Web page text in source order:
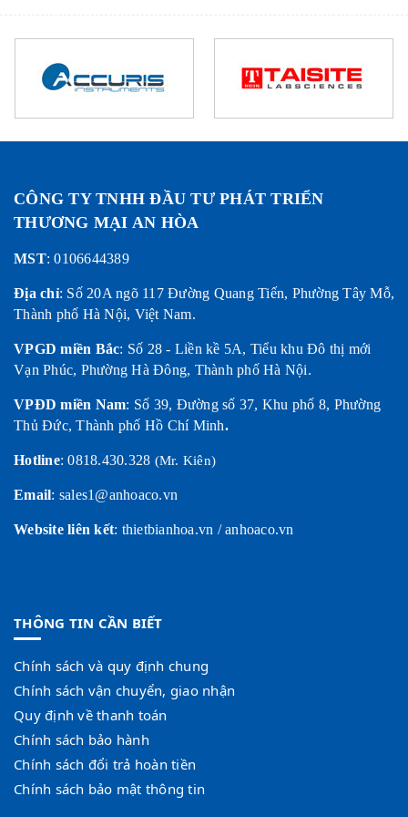
DURAN®
DURAN®
CÔNG TY TNHH ĐẦU TƯ PHÁT TRIỂN
THƯƠNG MẠI AN HÒA
MST: 0106644389
Địa chỉ: Số 20A ngõ 117 Đường Quang Tiến, Phường Tây Mỗ,
Thành phố Hà Nội, Việt Nam.
VPGD miền Bắc: Số 28 - Liền kề 5A, Tiểu khu Đô thị mới
Vạn Phúc, Phường Hà Đông, Thành phố Hà Nội.
VPĐD miền Nam: Số 39, Đường số 37, Khu phố 8, Phường
Thủ Đức, Thành phố Hồ Chí Minh.
Hotline:0818.430.328 (Mr. Kiên)
Email: sales1@anhoaco.vn
Website liên kết: thietbianhoa.vn /anhoaco.vn
THÔNG TIN CẦN BIẾT
Chính sách và quy định chung
Chính sách vận chuyển, giao nhận
Quy định về thanh toán
Chính sách bảo hành
Chính sách đổi trả hoàn tiền
Chính sách bảo mật thông tin